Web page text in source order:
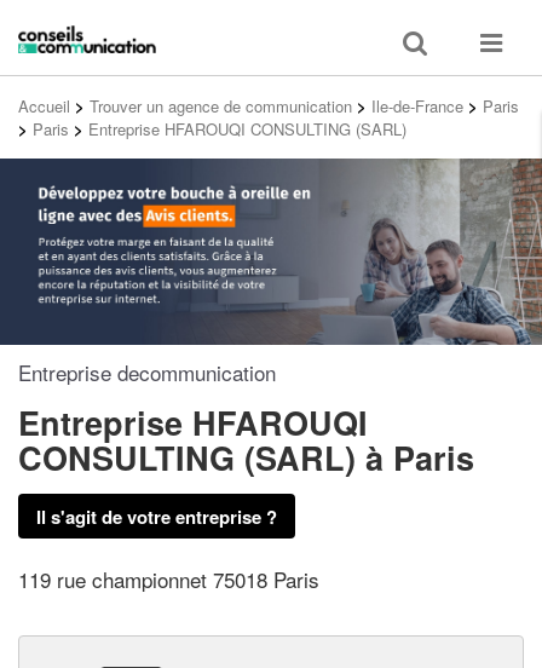
Toggle
search
Toggle
Accueil > Trouver un agence de communication > Ile-de-France > Paris
> Paris > Entreprise HFAROUQI CONSULTING (SARL)
Entreprise decommunication
Entreprise HFAROUQI
CONSULTING (SARL) à Paris
Il s'agit de votre entreprise ?
119 rue championnet 75018 Paris